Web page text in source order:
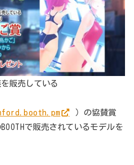
販売している
）の協賛賞
で販売されているモデルを